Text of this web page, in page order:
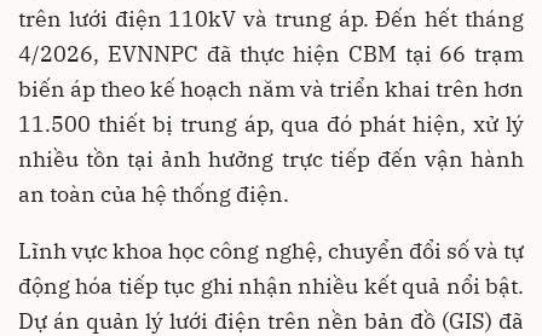
trên lưới điện 110kV và trung áp. Đến hết tháng
4/2026, EVNNPC đã thực hiện CBM tại 66 trạm
biến áp theo kế hoạch năm và triển khai trên hơn
11.500 thiết bị trung áp, qua đó phát hiện, xử lý
nhiều tồn tại ảnh hưởng trực tiếp đến vận hành
an toàn của hệ thống điện.
Lĩnh vực khoa học công nghệ, chuyển đổi số và tự
động hóa tiếp tục ghi nhận nhiều kết quả nổi bật.
Dự án quản lý lưới điện trên nền bản đồ (GIS) đã